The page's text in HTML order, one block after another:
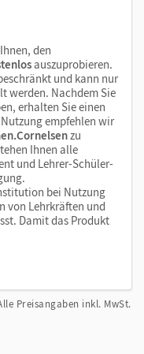
den
auszuprobieren.
und kann nur
werden. Nachdem Sie
erhalten Sie einen
empfehlen wir
zu
Ihnen alle
und Lehrer-Schüler-
bei Nutzung
von Lehrkräften und
Damit das Produkt
Preisangaben inkl. MwSt.